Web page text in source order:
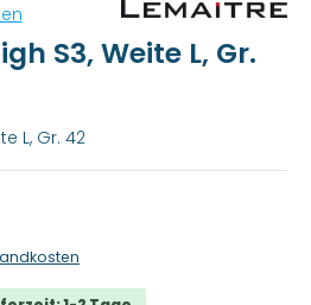
von 0 von 5 Sternen
S3, Weite L, Gr.
L, Gr. 42